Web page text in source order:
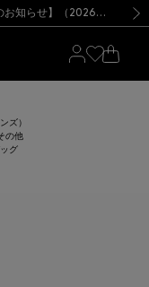
新規登録のお客様も対象！＜MY BARNEYS＞会員のお客様は11,000円（税込）以上のお買上げで常時送料無料！お買い物の際は会員登録を！
せ】(2026.8.7) 【オンラインストア カスタマーセンター夏季休業に関するお知らせ】（2026.8.7）【夏季休業に伴う返品・交換承り一時停止のお知らせ】（2026.8.5）
のお届けについて
ご注意事項 新規登録のお客様も対象！＜MY BARNEYS＞会員のお客様は11,000円（税込）以上のお買上げで常時送料無料！お買い物の際は会員登録を！
せ】(2026.8.7)
ズ）
の他
グ